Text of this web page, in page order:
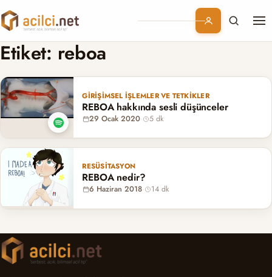
Branşlar
Konular
Kurumsal
Abonelik
Etiket: reboa
GIRIŞIMSEL İŞLEMLER VE TETKIKLER
REBOA hakkında sesli düşünceler
29 Ocak 2020· 5 dk
RESÜSITASYON
REBOA nedir?
6 Haziran 2018· 14 dk